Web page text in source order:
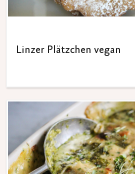
Linzer Plätzchen vegan